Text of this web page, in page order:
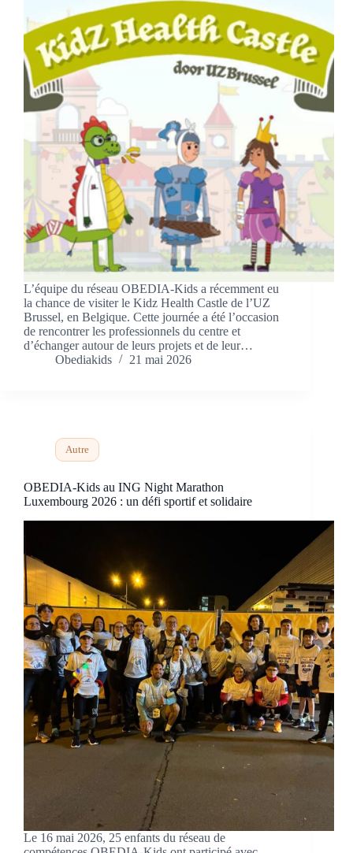
L’équipe du réseau OBEDIA-Kids a récemment eu
la chance de visiter le Kidz Health Castle de l’UZ
Brussel, en Belgique. Cette journée a été l’occasion
de rencontrer les professionnels du centre et
d’échanger autour de leurs projets et de leur…
Obediakids
21 mai 2026
Autre
OBEDIA-Kids au ING Night Marathon
Luxembourg 2026 : un défi sportif et solidaire
Le 16 mai 2026, 25 enfants du réseau de